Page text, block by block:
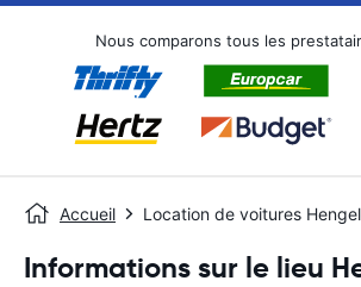
Nous comparons tous les
Accueil Location de voitures
Informations sur le lieu